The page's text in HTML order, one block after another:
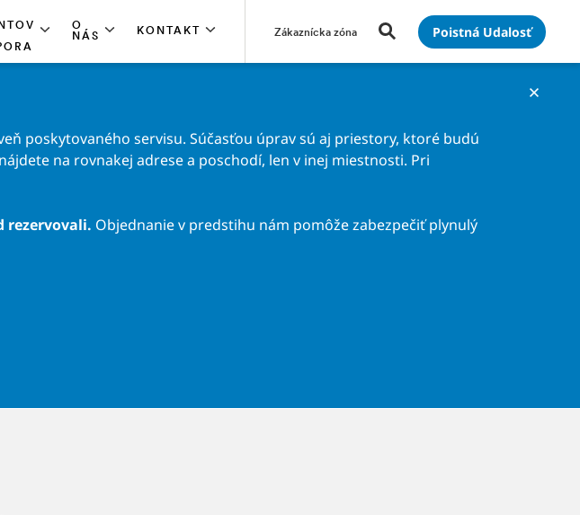
O
NÁS
KONTAKT Zákaznícka zóna Poistná Udalosť
poskytovaného servisu. Súčasťou úprav sú aj priestory, ktoré budú
na rovnakej adrese a poschodí, len v inej miestnosti. Pri
rezervovali. Objednanie v predstihu nám pomôže zabezpečiť plynulý